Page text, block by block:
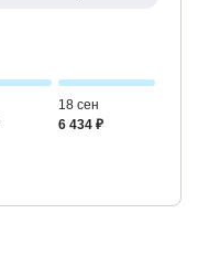
18 сен
6 434 ₽